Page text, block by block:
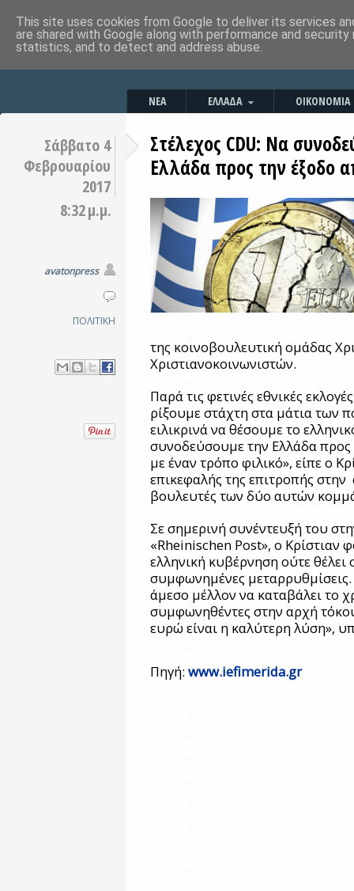
ΝΕΑ ΕΛΛΑΔΑ ΟΙΚΟΝΟΜΙΑ
Σάββατο 4
Φεβρουαρίου
2017
8:32 μ.μ.
avatonpress
ΠΟΛΙΤΙΚΗ
Στέλεχος CDU: Nα
Ελλάδα προς την έξοδο
της κοινοβουλευτική ομάδας
Χριστιανοκοινωνιστών.
Παρά τις φετινές εθνικές
ρίξουμε στάχτη στα μάτια των
ειλικρινά να θέσουμε το
συνοδεύσουμε την Ελλάδα
με έναν τρόπο φιλικό», είπε ο
επικεφαλής της επιτροπής
βουλευτές των δύο αυτών
Σε σημερινή συνέντευξή του
«Rheinischen Post», ο Κρίστιαν
ελληνική κυβέρνηση ούτε θέλει
συμφωνημένες
άμεσο μέλλον να καταβάλει το
συμφωνηθέντες στην αρχή
ευρώ είναι η καλύτερη λύση»,
Πηγή: www.iefimerida.gr
This site uses cookies from Google to deliver its services
are shared with Google along with performance and
statistics, and to detect and address abuse.